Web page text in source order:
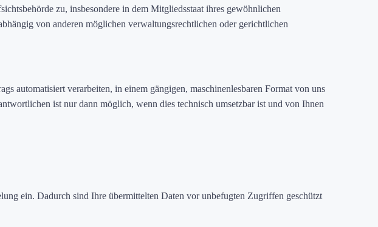
zu, insbesondere in dem Mitgliedsstaat ihres gewöhnlichen
von anderen möglichen verwaltungsrechtlichen oder gerichtlichen
automatisiert verarbeiten, in einem gängigen, maschinenlesbaren Format von uns
ist nur dann möglich, wenn dies technisch umsetzbar ist und von Ihnen
ein. Dadurch sind Ihre übermittelten Daten vor unbefugten Zugriffen geschützt